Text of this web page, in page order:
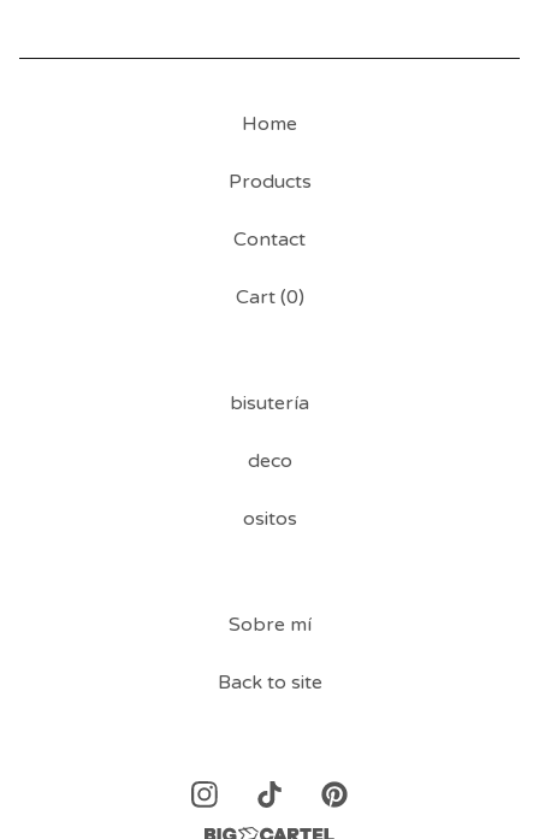
Home
Products
Contact
Cart (0)
bisutería
deco
ositos
Sobre mí
Back to site